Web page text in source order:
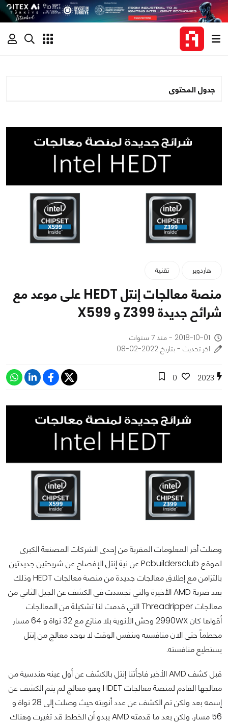
جدول المحتوى
هاردوير تقنية
منصة معالجات إنتل HEDT على موعد مع
شرائح جديدة Z399 و X599
2018-10-01 - منذ 7 سنوات
اخر تحديث - بتاريخ 2022-02-08
2023
0
وصلت أخر المعلومات المقربة من إحدى الشركات المصنعة الكبرى
لموقع Pcbuildersclub عن نية إنتل الإفصاح عن شريحتين جديدتين
بالتزامن مع إطلاق معالجات جديدة من منصة معالجات HEDT وذلك
بعد ضربة AMD الأخيرة والتي تجسدت في الكشف عن الجيل الثاني من
معالجات Threadripper التي قدمت لنا تشكيلة من المعالجات
أقواها كان 2990WX وحش الأنوية بلا منازع مع 32 نواة و 64 مسار
محطماً حتى الان منافسيه وبنفس الوقت لا يوجد معالج من إنتل
يستطيع منافسته.
قبل كشف AMD الأخير فاجأتنا إنتل بالكشف عن أول عينه هندسية من
معالجها القادم لمنصة معالجات HDET وهو معالج لم يتم الكشف عن
إسمه بعد ولكن تم الكشف عن عدد أنويته حيث وصلت إلى 28 نواة و
56 مسار. ولكن بعد ما قدمته AMD يبدو أن الخطط قد تغيرت وهناك